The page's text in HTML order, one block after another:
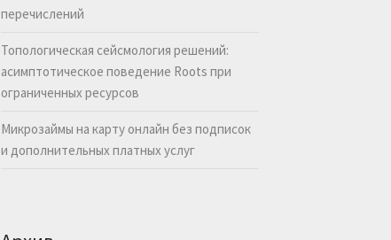
перечислений
Топологическая сейсмология решений:
асимптотическое поведение Roots при
ограниченных ресурсов
Микрозаймы на карту онлайн без подписок
и дополнительных платных услуг